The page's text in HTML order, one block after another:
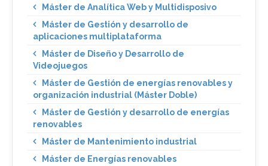
Máster de Analítica Web y Multidisposivo
Máster de Gestión y desarrollo de
aplicaciones multiplataforma
Máster de Diseño y Desarrollo de
Videojuegos
Máster de Gestión de energías renovables y
organización industrial (Máster Doble)
Máster de Gestión y desarrollo de energías
renovables
Máster de Mantenimiento industrial
Máster de Energías renovables